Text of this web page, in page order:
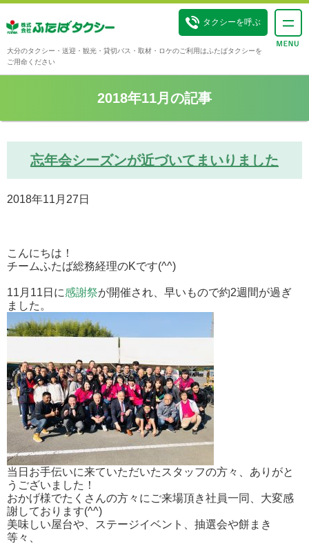
大分のタクシー・送迎・観光・貸切バス・取材・ロケのご利用はふたばタクシーを
ご用命ください
タクシーを呼ぶ
2018年11月の記事
忘年会シーズンが近づいてまいりました
2018年11月27日
こんにちは！
チームふたば総務経理のKです(^^)
11月11日に感謝祭が開催され、早いもので約2週間が過ぎ
ました。
当日お手伝いに来ていただいたスタッフの方々、ありがと
うございました！
おかげ様でたくさんの方々にご来場頂き社員一同、大変感
謝しております(^^)
美味しい屋台や、ステージイベント、抽選会や餅まき
等々、